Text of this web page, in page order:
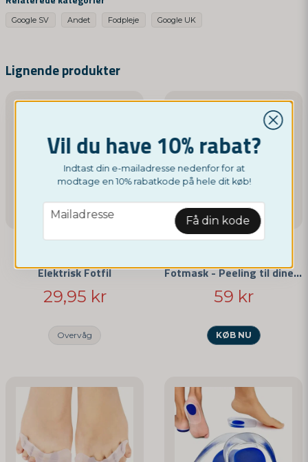
Lignende produkter
Elektrisk Fotfil
29,95 kr
Overvåg
Fotmask - Peeling til dine fødder
59 kr
KØB NU
Navn
Ja, I kan offentliggøre mit spørgsmål
Google SV Andet Fodpleje Google UK
Vil du have 10% rabat?
Indtast din e-mailadresse nedenfor for at
modtage en 10% rabatkode på hele dit køb!
email
Mailadresse Få din kode